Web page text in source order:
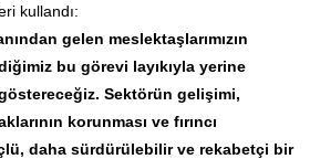
kullandı:
gelen meslektaşlarımızın
bu görevi layıkıyla yerine
Sektörün gelişimi,
korunması ve fırıncı
daha sürdürülebilir ve rekabetçi bir